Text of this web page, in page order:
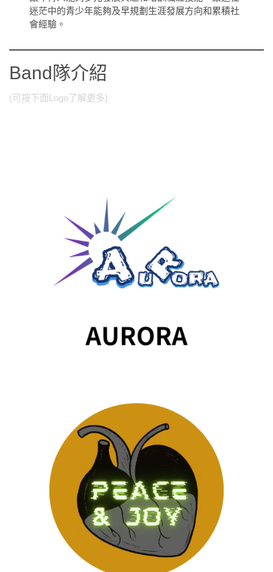
迷茫中的青少年能夠及早規劃生涯發展方向和累積社
會經驗。
Band隊介紹
(可按下面Logo了解更多)